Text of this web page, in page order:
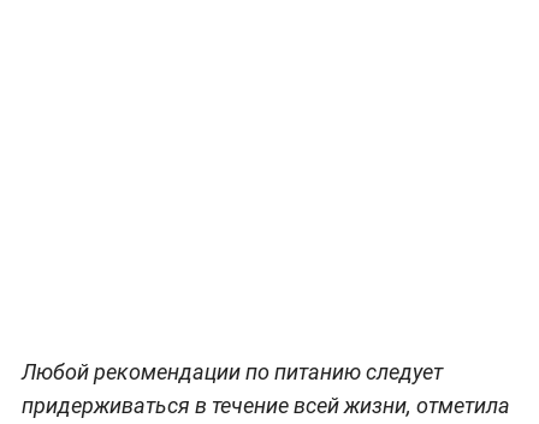
Любой рекомендации по питанию следует
придерживаться в течение всей жизни, отметила